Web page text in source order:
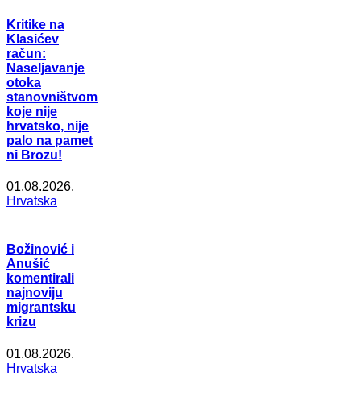
Kritike na
Klasićev
račun:
Naseljavanje
otoka
stanovništvom
koje nije
hrvatsko, nije
palo na pamet
ni Brozu!
01.08.2026.
Hrvatska
Božinović i
Anušić
komentirali
najnoviju
migrantsku
krizu
01.08.2026.
Hrvatska